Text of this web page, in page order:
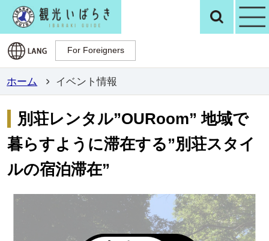
観光いばらき検
For Foreigners
For Foreigners
ホーム イベント情報
別荘レンタル”OURoom” 地域で
暮らすように滞在する”別荘スタイ
ルの宿泊滞在”